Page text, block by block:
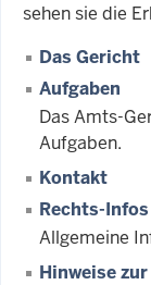
sehen sie die
Das Gericht
Aufgaben
Das Amts-
Aufgaben.
Kontakt
Rechts-Infos
Allgemeine
Hinweise